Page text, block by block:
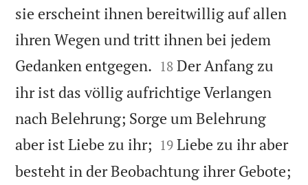
sie erscheint ihnen bereitwillig auf allen
ihren Wegen und tritt ihnen bei jedem
Gedanken entgegen. 

18 Der Anfang zu
ihr ist das völlig aufrichtige Verlangen
nach Belehrung; Sorge um Belehrung
aber ist Liebe zu ihr; 

19 Liebe zu ihr aber
besteht in der Beobachtung ihrer Gebote;